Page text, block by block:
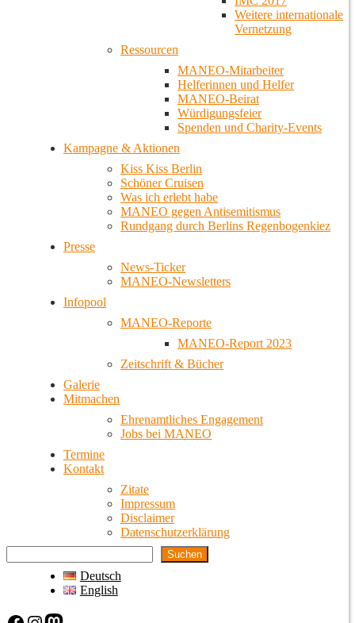
Weitere internationale
Vernetzung
Ressourcen
MANEO-Mitarbeiter
Helferinnen und Helfer
MANEO-Beirat
Würdigungsfeier
Spenden und Charity-Events
Kampagne & Aktionen
Kiss Kiss Berlin
Schöner Cruisen
Was ich erlebt habe
MANEO gegen Antisemitismus
Rundgang durch Berlins Regenbogenkiez
Presse
News-Ticker
MANEO-Newsletters
Infopool
MANEO-Reporte
MANEO-Report 2023
Zeitschrift & Bücher
Galerie
Mitmachen
Ehrenamtliches Engagement
Jobs bei MANEO
Termine
Kontakt
Zitate
Impressum
Disclaimer
Datenschutzerklärung
Suchen
Deutsch
English